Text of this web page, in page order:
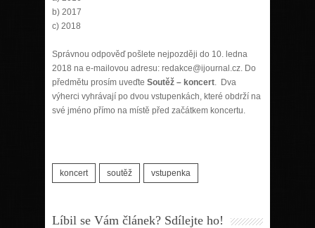
b) 2017
c) 2018
Správnou odpověď pošlete nejpozději do 10. ledna
2018 na e-mailovou adresu: redakce@ijournal.cz. Do
předmětu prosím uveďte Soutěž – koncert. Dva
výherci vyhrávají po dvou vstupenkách, které obdrží na
své jméno přímo na místě před začátkem koncertu.
koncert soutěž vstupenka
Líbil se Vám článek? Sdílejte ho!